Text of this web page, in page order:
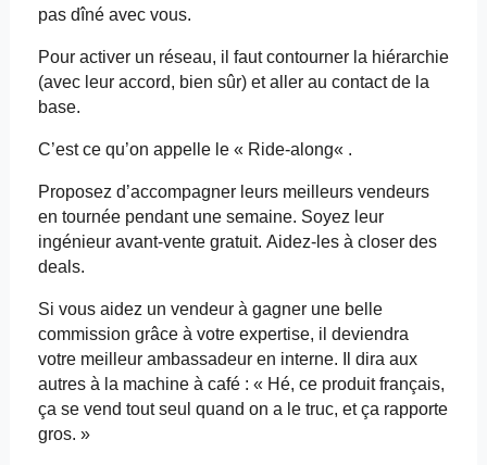
pas dîné avec vous.
Pour activer un réseau, il faut contourner la hiérarchie
(avec leur accord, bien sûr) et aller au contact de la
base.
C’est ce qu’on appelle le « Ride-along« .
Proposez d’accompagner leurs meilleurs vendeurs
en tournée pendant une semaine. Soyez leur
ingénieur avant-vente gratuit. Aidez-les à closerdes
deals.
Si vous aidez un vendeur à gagner une belle
commission grâce à votre expertise, il deviendra
votre meilleur ambassadeur en interne. Il dira aux
autres à la machine à café : « Hé, ce produit français,
ça se vend tout seul quand on a le truc, et ça rapporte
gros. »